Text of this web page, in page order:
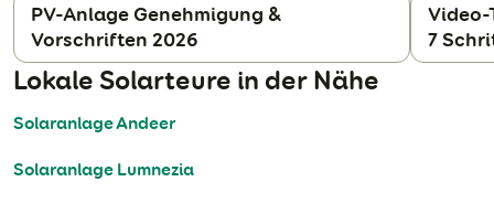
PV-Anlage Genehmigung &
Vorschriften 2026
7
Lokale Solarteure in der Nähe
Solaranlage Andeer
Solaranlage Lumnezia